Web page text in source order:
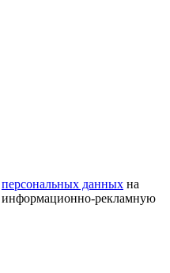
персональных данных на
информационно-рекламную